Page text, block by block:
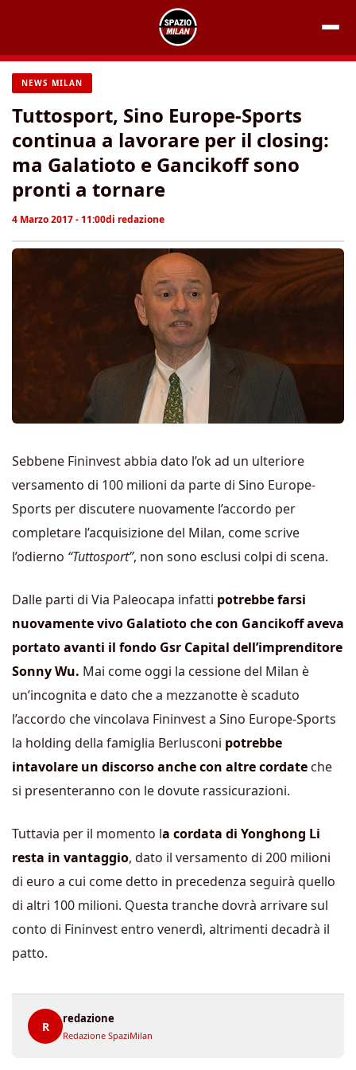
contenuto
NEWS MILAN
Tuttosport, Sino Europe-Sports
continua a lavorare per il closing:
ma Galatioto e Gancikoff sono
pronti a tornare
4 Marzo 2017 - 11:00di redazione
Sebbene Fininvest abbia dato l’ok ad un ulteriore
versamento di 100 milioni da parte di Sino Europe-
Sports per discutere nuovamente l’accordo per
completare l’acquisizione del Milan, come scrive
l’odierno “Tuttosport”, non sono esclusi colpi di scena.
Dalle parti di Via Paleocapa infatti potrebbe farsi
nuovamente vivo Galatioto che con Gancikoff aveva
portato avanti il fondo Gsr Capital dell’imprenditore
Sonny Wu. Mai come oggi la cessione del Milan è
un’incognita e dato che a mezzanotte è scaduto
l’accordo che vincolava Fininvest a Sino Europe-Sports
la holding della famiglia Berlusconi potrebbe
intavolare un discorso anche con altre cordate che
si presenteranno con le dovute rassicurazioni.
Tuttavia per il momento la cordata di Yonghong Li
resta in vantaggio, dato il versamento di 200 milioni
di euro a cui come detto in precedenza seguirà quello
di altri 100 milioni. Questa tranche dovrà arrivare sul
conto di Fininvest entro venerdì, altrimenti decadrà il
patto.
R
redazione
Redazione SpaziMilan